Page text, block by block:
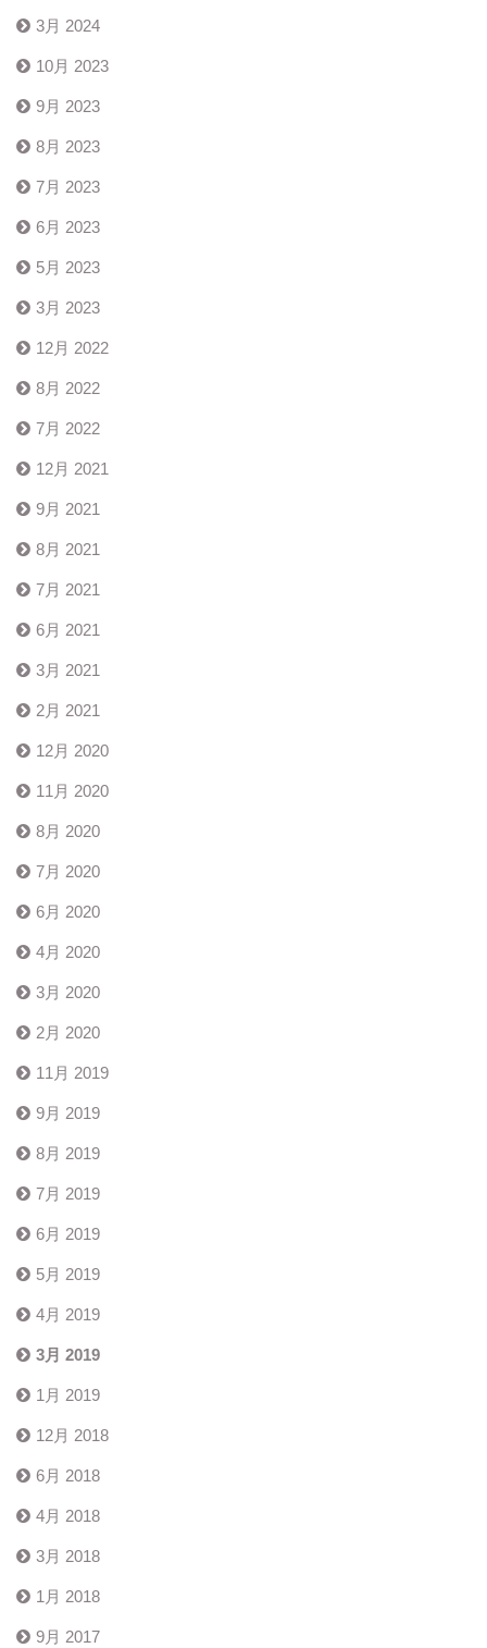
3月 2024
10月 2023
9月 2023
8月 2023
7月 2023
6月 2023
5月 2023
3月 2023
12月 2022
8月 2022
7月 2022
12月 2021
9月 2021
8月 2021
7月 2021
6月 2021
3月 2021
2月 2021
12月 2020
11月 2020
8月 2020
7月 2020
6月 2020
4月 2020
3月 2020
2月 2020
11月 2019
9月 2019
8月 2019
7月 2019
6月 2019
5月 2019
4月 2019
3月 2019
1月 2019
12月 2018
6月 2018
4月 2018
3月 2018
1月 2018
9月 2017